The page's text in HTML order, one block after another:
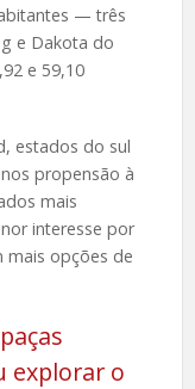
— três
e Dakota do
e 59,10
estados do sul
propensão à
mais
interesse por
mais opções de
explorar o